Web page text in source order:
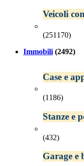
Veicoli
(251170)
Immobili (2492)
Case e
(1186)
Stanze e
(432)
Garage e